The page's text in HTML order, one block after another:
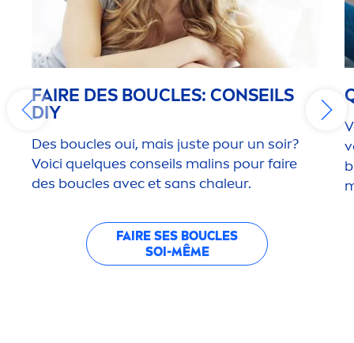
FAIRE DES BOUCLES: CONSEILS
DIY
Des boucles oui, mais juste pour un soir?
Voici quelques conseils malins pour faire
des boucles avec et sans chaleur.
FAIRE SES BOUCLES
SOI-MÊME